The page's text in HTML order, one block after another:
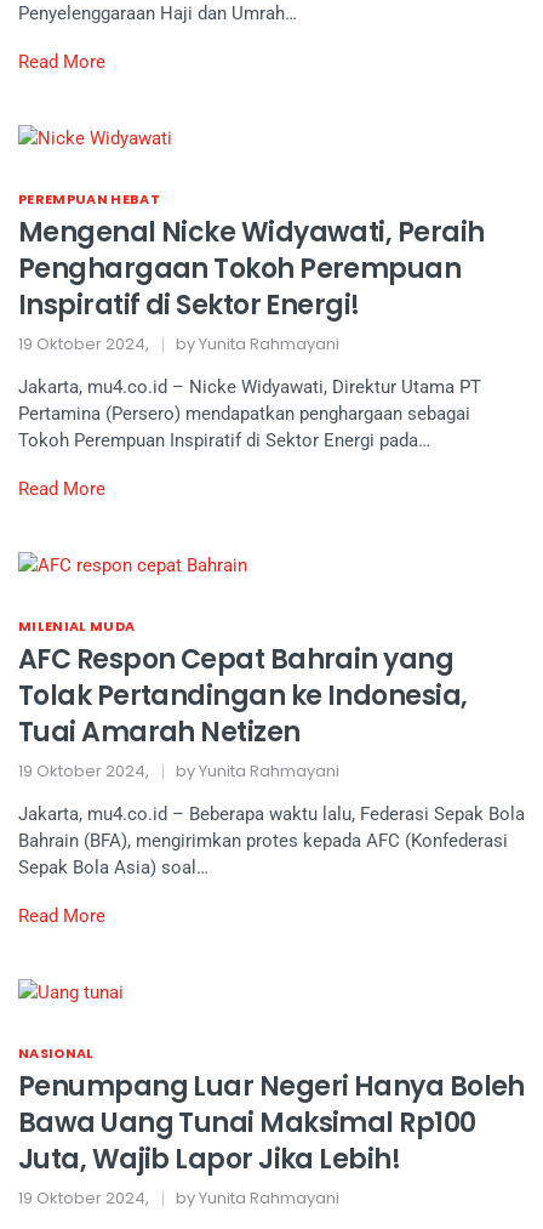
Penyelenggaraan Haji dan Umrah…
Read More
PEREMPUAN HEBAT
Mengenal Nicke Widyawati, Peraih
Penghargaan Tokoh Perempuan
Inspiratif di Sektor Energi!
19 Oktober 2024, by Yunita Rahmayani
Jakarta, mu4.co.id – Nicke Widyawati, Direktur Utama PT
Pertamina (Persero) mendapatkan penghargaan sebagai
Tokoh Perempuan Inspiratif di Sektor Energi pada…
Read More
MILENIAL MUDA
AFC Respon Cepat Bahrain yang
Tolak Pertandingan ke Indonesia,
Tuai Amarah Netizen
19 Oktober 2024, by Yunita Rahmayani
Jakarta, mu4.co.id – Beberapa waktu lalu, Federasi Sepak Bola
Bahrain (BFA), mengirimkan protes kepada AFC (Konfederasi
Sepak Bola Asia) soal…
Read More
NASIONAL
Penumpang Luar Negeri Hanya Boleh
Bawa Uang Tunai Maksimal Rp100
Juta, Wajib Lapor Jika Lebih!
19 Oktober 2024, by Yunita Rahmayani